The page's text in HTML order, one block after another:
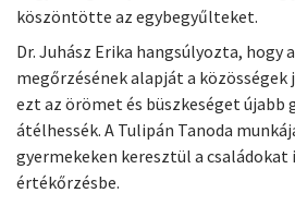
köszöntötte az egybegyűlteket.
Dr. Juhász Erika hangsúlyozta, hogy
megőrzésének alapját a
ezt az örömet és büszkeséget újabb
átélhessék. A Tulipán Tanoda
gyermekeken keresztül a családokat
értékőrzésbe.